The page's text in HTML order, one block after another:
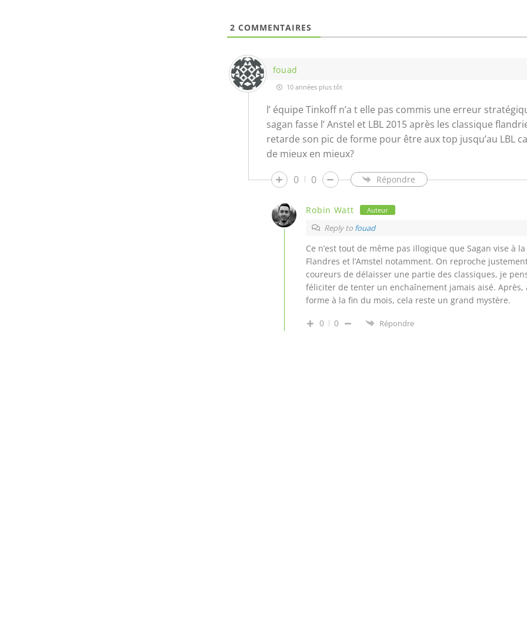
2 COMMENTAIRES
fouad
10 années plus tôt
l’ équipe Tinkoff n’a t elle pas commis une erreur
sagan fasse l’ Anstel et LBL 2015 après les classique
retarde son pic de forme pour être aux top jusqu’au LBL
de mieux en mieux?
0
0 Répondre
Robin Watt Auteur
Reply to fouad
Ce n’est tout de même pas illogique que Sagan vise à
Flandres et l’Amstel notamment. On reproche
coureurs de délaisser une partie des classiques, je
féliciter de tenter un enchaînement jamais aisé. Après,
forme à la fin du mois, cela reste un grand mystère.
0 0 Répondre